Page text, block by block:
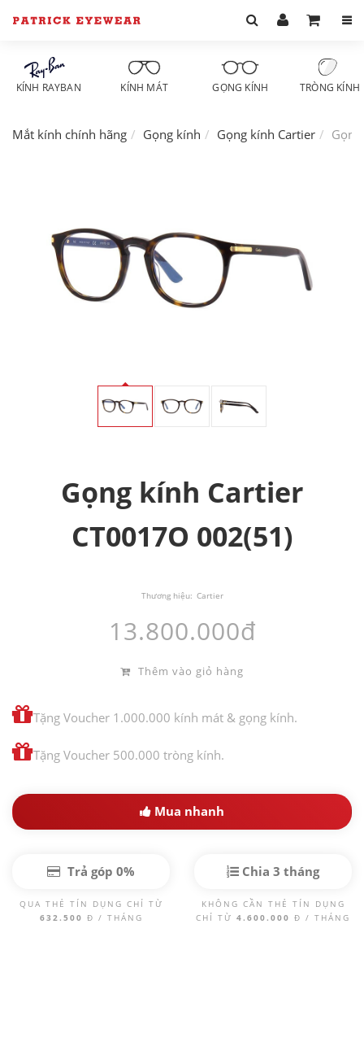
KÍNH RAYBAN KÍNH MÁT GỌNG KÍNH TRÒNG KÍNH
Mắt kính chính hãng Gọng kính Gọng kính Cartier
Gọng kính Cartier
CT0017O 002(51)
Thương hiệu: Cartier
13.800.000đ
Thêm vào giỏ hàng
Tặng Voucher 1.000.000 kính mát & gọng kính.
Tặng Voucher 500.000 tròng kính.
Mua nhanh
Trả góp 0%
QUA THẺ TÍN DỤNG CHỈ TỪ
632.500 Đ / THÁNG
Chia 3 tháng
KHÔNG CẦN THẺ TÍN DỤNG
CHỈ TỪ 4.600.000 Đ / THÁNG